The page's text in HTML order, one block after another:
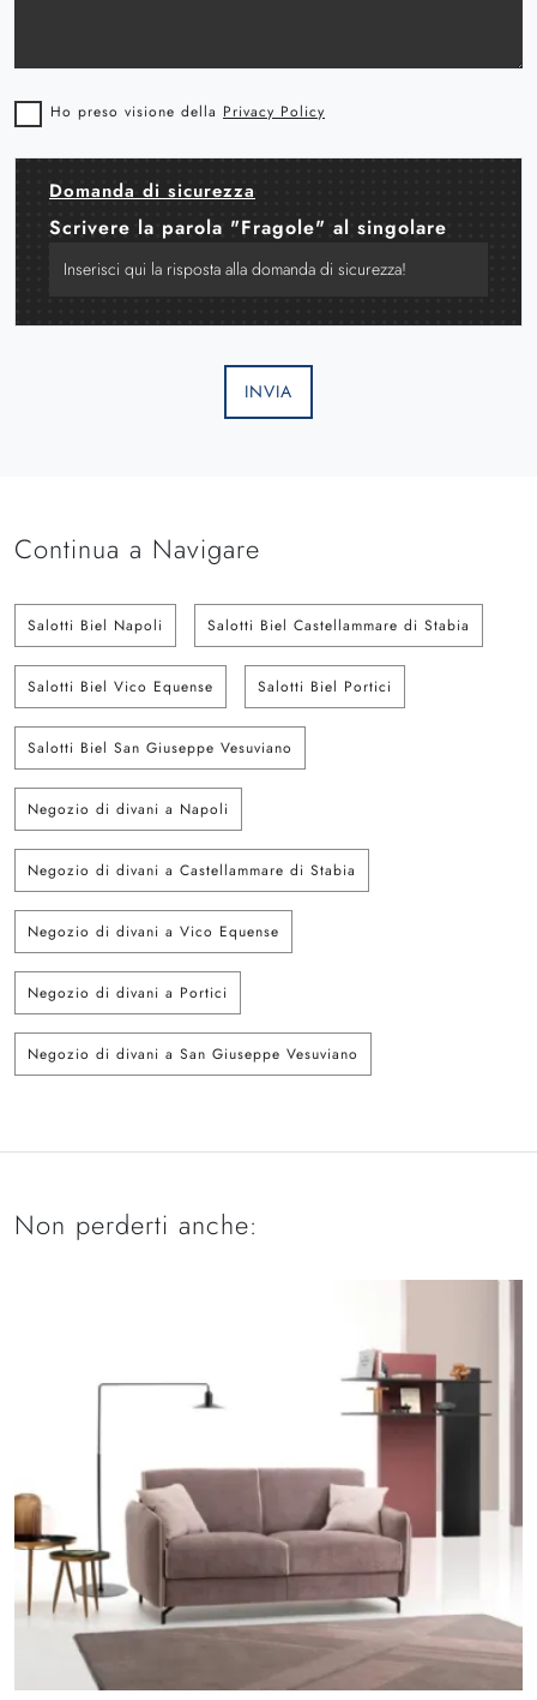
Ho preso visione della Privacy Policy
Domanda di sicurezza
Scrivere la parola "Fragole" al singolare
INVIA
Continua a Navigare
Salotti Biel Napoli Salotti Biel Castellammare di Stabia
Salotti Biel Vico Equense Salotti Biel Portici
Salotti Biel San Giuseppe Vesuviano
Negozio di divani a Napoli
Negozio di divani a Castellammare di Stabia
Negozio di divani a Vico Equense
Negozio di divani a Portici
Negozio di divani a San Giuseppe Vesuviano
Non perderti anche: